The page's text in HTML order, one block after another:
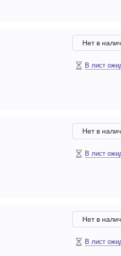
Нет в
В лист
Нет в
В лист
Нет в
В лист